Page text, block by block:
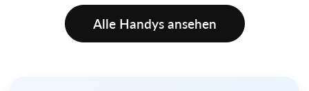
Alle Handys ansehen